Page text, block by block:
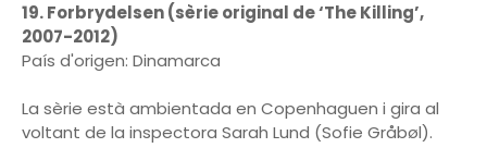
19. Forbrydelsen (sèrie original de ‘The Killing’,
2007-2012)
País d'origen: Dinamarca
La sèrie està ambientada en Copenhaguen i gira al
voltant de la inspectora Sarah Lund (Sofie Gråbøl).